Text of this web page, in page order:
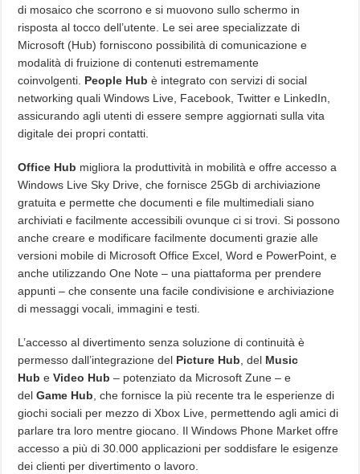
di mosaico che scorrono e si muovono sullo schermo in
risposta al tocco dell’utente. Le sei aree specializzate di
Microsoft (Hub) forniscono possibilità di comunicazione e
modalità di fruizione di contenuti estremamente
coinvolgenti. People Hub è integrato con servizi di social
networking quali Windows Live, Facebook, Twitter e LinkedIn,
assicurando agli utenti di essere sempre aggiornati sulla vita
digitale dei propri contatti.
Office Hub migliora la produttività in mobilità e offre accesso a
Windows Live Sky Drive, che fornisce 25Gb di archiviazione
gratuita e permette che documenti e file multimediali siano
archiviati e facilmente accessibili ovunque ci si trovi. Si possono
anche creare e modificare facilmente documenti grazie alle
versioni mobile di Microsoft Office Excel, Word e PowerPoint, e
anche utilizzando One Note – una piattaforma per prendere
appunti – che consente una facile condivisione e archiviazione
di messaggi vocali, immagini e testi.
L’accesso al divertimento senza soluzione di continuità è
permesso dall’integrazione del Picture Hub , del Music
Hub eVideo Hub – potenziato da Microsoft Zune – e
delGame Hub , che fornisce la più recente tra le esperienze di
giochi sociali per mezzo di Xbox Live, permettendo agli amici di
parlare tra loro mentre giocano. Il Windows Phone Market offre
accesso a più di 30.000 applicazioni per soddisfare le esigenze
dei clienti per divertimento o lavoro.